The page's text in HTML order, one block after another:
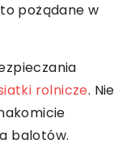
pożądane w
rolnicze. Nie
balotów.